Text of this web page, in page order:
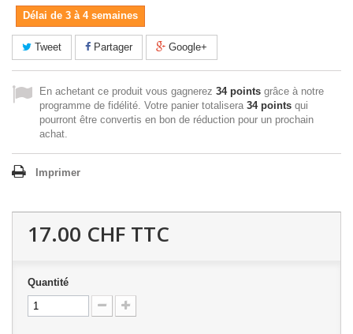
Délai de 3 à 4 semaines
Tweet Partager Google+
En achetant ce produit vous gagnerez 34 points grâce à notre
programme de fidélité. Votre panier totalisera 34 points qui
pourront être convertis en bon de réduction pour un prochain
achat.
Imprimer
17.00 CHF TTC
Quantité